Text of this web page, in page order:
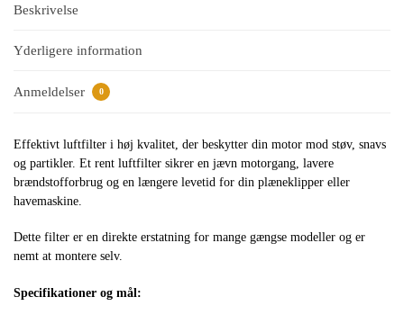
Beskrivelse
Yderligere information
Anmeldelser 0
Effektivt luftfilter i høj kvalitet, der beskytter din motor mod støv, snavs
og partikler. Et rent luftfilter sikrer en jævn motorgang, lavere
brændstofforbrug og en længere levetid for din plæneklipper eller
havemaskine.
Dette filter er en direkte erstatning for mange gængse modeller og er
nemt at montere selv.
Specifikationer og mål: